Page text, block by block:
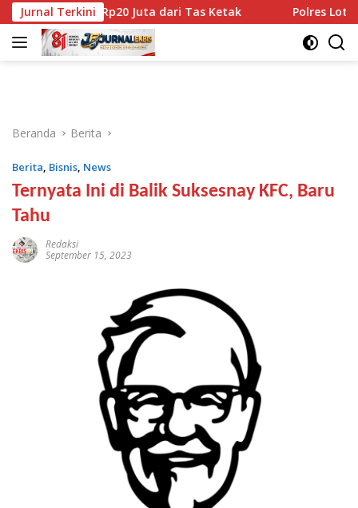
Langsung
ke
konten
Jurnal Terkini
Rp20 Juta dari Tas Ketak Polres Lotim Siapkan
Beranda Berita
Berita, Bisnis, News
Ternyata Ini di Balik Suksesnay KFC, Baru
Tahu
Redaksi
September 15, 2023